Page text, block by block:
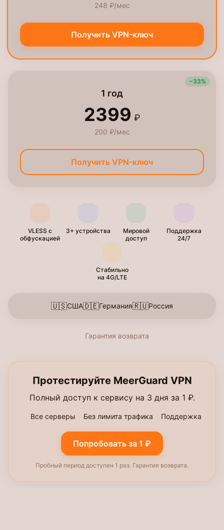
248 ₽/мес
Получить VPN-ключ
−33%
1 год
2399 ₽
200 ₽/мес
Получить VPN-ключ
VLESS с
обфускацией
3+ устройства
Мировой
доступ
Поддержка
24/7
Стабильно
на 4G/LTE
🇺🇸США🇩🇪Германия🇷🇺Россия
Гарантия возврата
Протестируйте MeerGuard VPN
Полный доступ к сервису на 3 дня за 1 ₽.
Все серверы Без лимита трафика Поддержка
Попробовать за 1 ₽
Пробный период доступен 1 раз. Гарантия возврата.